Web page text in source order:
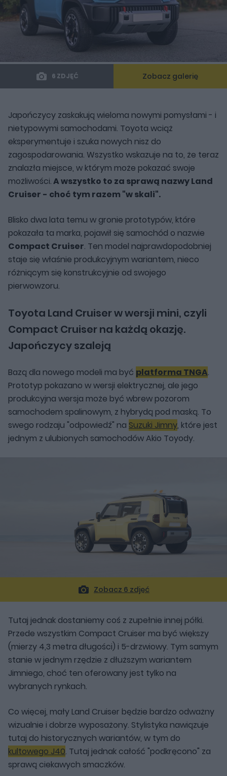
6 ZDJĘĆ Zobacz galerię
Japończycy zaskakują wieloma nowymi pomysłami - i
nietypowymi samochodami. Toyota wciąż
eksperymentuje i szuka nowych nisz do
zagospodarowania. Wszystko wskazuje na to, że teraz
znalazła miejsce, w którym może pokazać swoje
możliwości.A wszystko to za sprawą nazwy Land
Cruiser - choć tym razem "w skali".
Blisko dwa lata temu w gronie prototypów, które
pokazała ta marka, pojawił się samochód o nazwie
Compact Cruiser. Ten model najprawdopodobniej
staje się właśnie produkcyjnym wariantem, nieco
różniącym się konstrukcyjnie od swojego
pierwowzoru.
Toyota Land Cruiser w wersji mini, czyli
Compact Cruiser na każdą okazję.
Japończycy szaleją
Bazą dla nowego modeli ma być platforma TNGA.
Prototyp pokazano w wersji elektrycznej, ale jego
produkcyjna wersja może być wbrew pozorom
samochodem spalinowym, z hybrydą pod maską. To
swego rodzaju "odpowiedź" na Suzuki Jimny, które jest
jednym z ulubionych samochodów Akio Toyody.
Zobacz 6 zdjęć
Tutaj jednak dostaniemy coś z zupełnie innej półki.
Przede wszystkim Compact Cruiser ma być większy
(mierzy 4,3 metra długości) i 5-drzwiowy. Tym samym
stanie w jednym rzędzie z dłuższym wariantem
Jimniego, choć ten oferowany jest tylko na
wybranych rynkach.
Co więcej, mały Land Cruiser będzie bardzo odważny
wizualnie i dobrze wyposażony. Stylistyka nawiązuje
tutaj do historycznych wariantów, w tym do
kultowego J40. Tutaj jednak całość "podkręcono" za
sprawą ciekawych smaczków.